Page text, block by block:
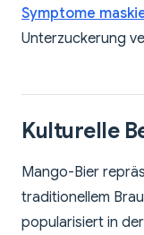
Symptome
Unterzuckerung
Kulturelle
Mango-Bier
traditionellem
popularisiert in